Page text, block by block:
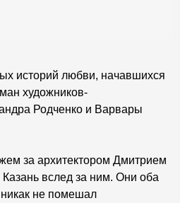
историй любви, начавшихся
художников-
Родченко и Варвары
за архитектором Дмитрием
вслед за ним. Они оба
не помешал